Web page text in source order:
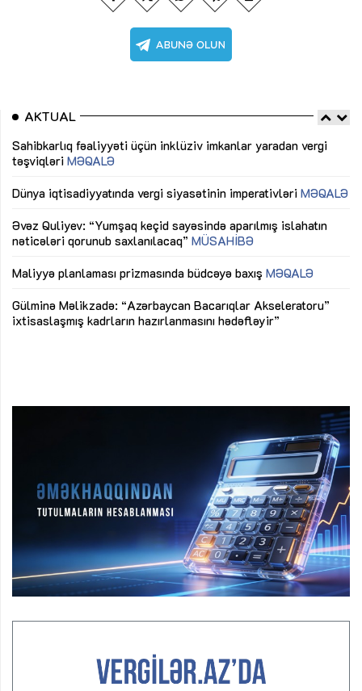
AKTUAL
Sahibkarlıq fəaliyyəti üçün inklüziv imkanlar yaradan vergi
təşviqləri MƏQALƏ
Dünya iqtisadiyyatında vergi siyasətinin imperativləri MƏQALƏ
Əvəz Quliyev: “Yumşaq keçid sayəsində aparılmış islahatın
nəticələri qorunub saxlanılacaq” MÜSAHİBƏ
Maliyyə planlaması prizmasında büdcəyə baxış MƏQALƏ
Gülminə Məlikzadə: “Azərbaycan Bacarıqlar Akseleratoru”
ixtisaslaşmış kadrların hazırlanmasını hədəfləyir”